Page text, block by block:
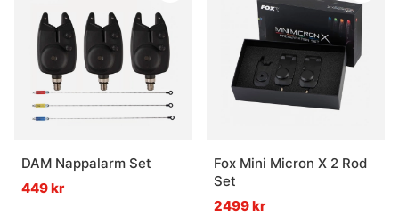
DAM Nappalarm Set
449 kr
Fox Mini Micron X 2 Rod
Set
2499 kr